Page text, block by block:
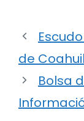
de
Bolsa